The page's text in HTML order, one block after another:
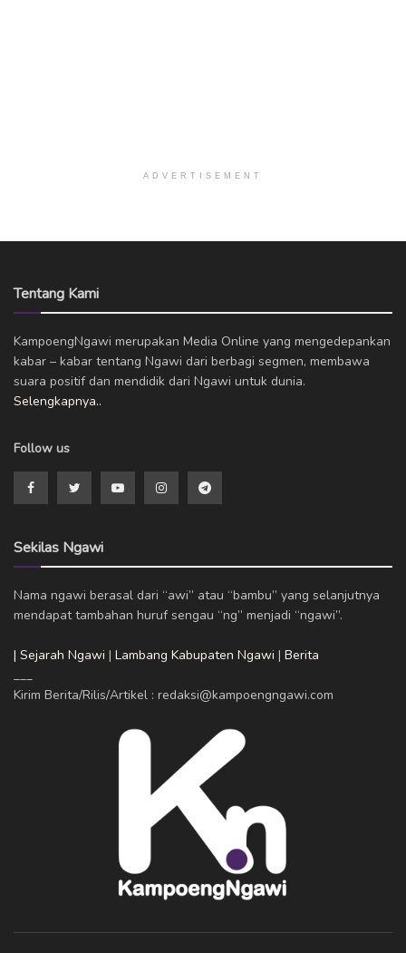
ADVERTISEMENT
Tentang Kami
KampoengNgawi merupakan Media Online yang mengedepankan
kabar – kabar tentang Ngawi dari berbagi segmen, membawa
suara positif dan mendidik dari Ngawi untuk dunia.
Selengkapnya..
Follow us
Sekilas Ngawi
Nama ngawi berasal dari “awi” atau “bambu” yang selanjutnya
mendapat tambahan huruf sengau “ng” menjadi “ngawi”.
| Sejarah Ngawi | Lambang Kabupaten Ngawi | Berita
___
Kirim Berita/Rilis/Artikel : redaksi@kampoengngawi.com